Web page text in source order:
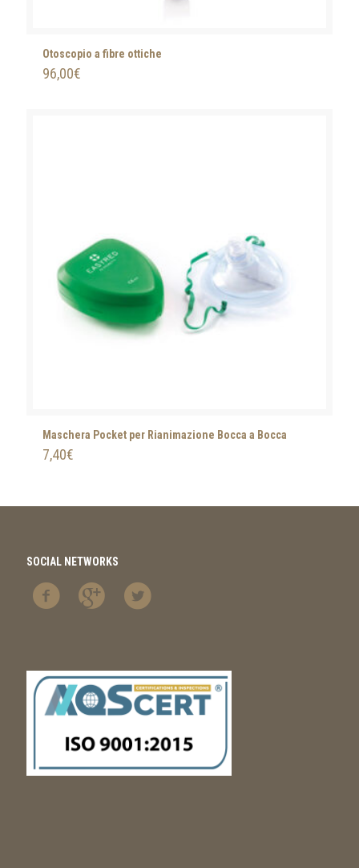
Otoscopio a fibre ottiche
96,00€
Maschera Pocket per Rianimazione Bocca a Bocca
7,40€
SOCIAL NETWORKS